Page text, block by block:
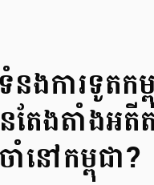
នងការទូត
ែងតាំងអតីត
ាំនៅកម្ពុជា?